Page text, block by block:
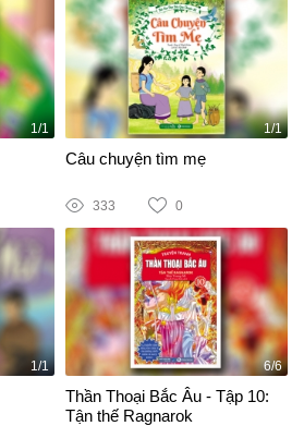
1/1 1/1
Câu chuyện tìm mẹ
333 0
1/1 6/6
Thần Thoại Bắc Âu - Tập 10:
Tận thế Ragnarok